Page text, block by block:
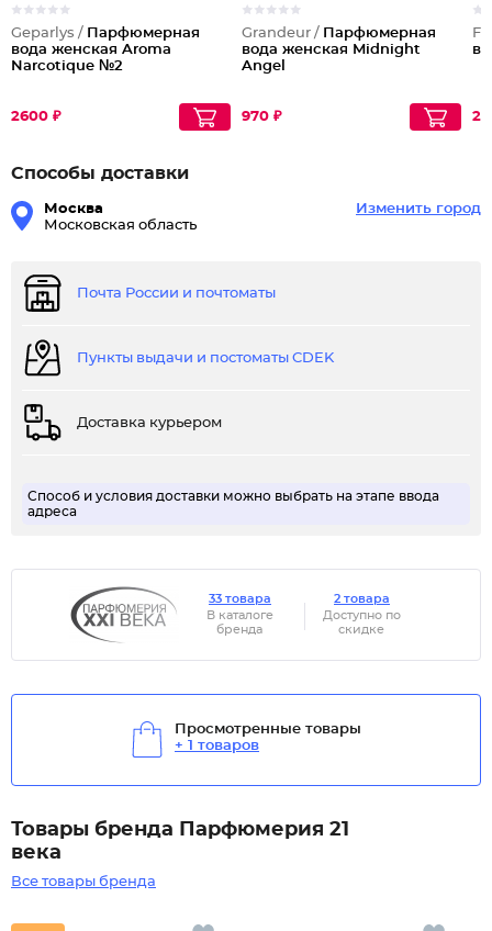
Geparlys / Парфюмерная
вода женская Aroma
Narcotique №2
2600 ₽
Grandeur / Парфюмерная
вода женская Midnight
Angel
970 ₽
Способы доставки
Москва
Московская область
Изменить город
Почта России и почтоматы
Пункты выдачи и постоматы CDEK
Доставка курьером
Способ и условия доставки можно выбрать на этапе ввода
адреса
33 товара
В каталоге
бренда
2 товара
Доступно по
скидке
Просмотренные товары
+ 1 товаров
Товары бренда Парфюмерия 21
века
Все товары бренда